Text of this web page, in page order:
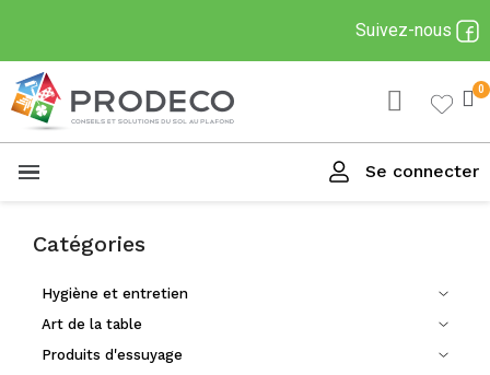
Suivez-nous
Se connecter
Catégories
Hygiène et entretien
Art de la table
Produits d'essuyage